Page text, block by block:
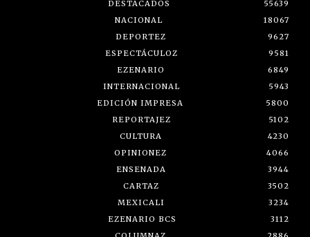
DESTACADOS
55639
NACIONAL
18067
DEPORTEZ
9627
ESPECTÁCULOZ
9581
EZENARIO
6849
INTERNACIONAL
5943
EDICIÓN IMPRESA
5800
REPORTAJEZ
5102
CULTURA
4230
OPINIONEZ
4066
ENSENADA
3944
CARTAZ
3502
MEXICALI
3234
EZENARIO BCS
3112